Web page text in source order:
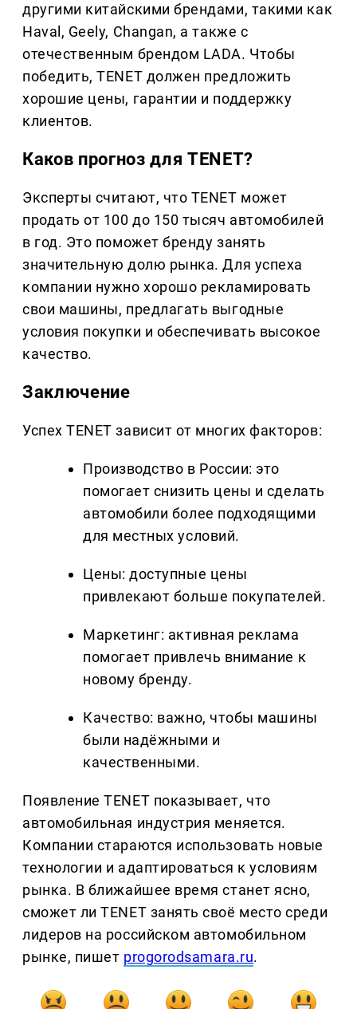
другими китайскими брендами, такими как
Haval, Geely, Changan, а также с
отечественным брендом LADA. Чтобы
победить, TENET должен предложить
хорошие цены, гарантии и поддержку
клиентов.
Каков прогноз для TENET?
Эксперты считают, что TENET может
продать от 100 до 150 тысяч автомобилей
в год. Это поможет бренду занять
значительную долю рынка. Для успеха
компании нужно хорошо рекламировать
свои машины, предлагать выгодные
условия покупки и обеспечивать высокое
качество.
Заключение
Успех TENET зависит от многих факторов:
Производство в России: это
помогает снизить цены и сделать
автомобили более подходящими
для местных условий.
Цены: доступные цены
привлекают больше покупателей.
Маркетинг: активная реклама
помогает привлечь внимание к
новому бренду.
Качество: важно, чтобы машины
были надёжными и
качественными.
Появление TENET показывает, что
автомобильная индустрия меняется.
Компании стараются использовать новые
технологии и адаптироваться к условиям
рынка. В ближайшее время станет ясно,
сможет ли TENET занять своё место среди
лидеров на российском автомобильном
рынке, пишет progorodsamara.ru.